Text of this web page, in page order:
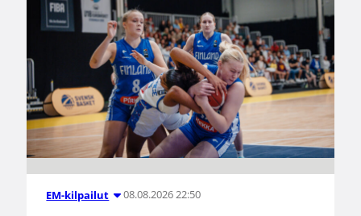
EM-kilpailut 08.08.2026 22:50